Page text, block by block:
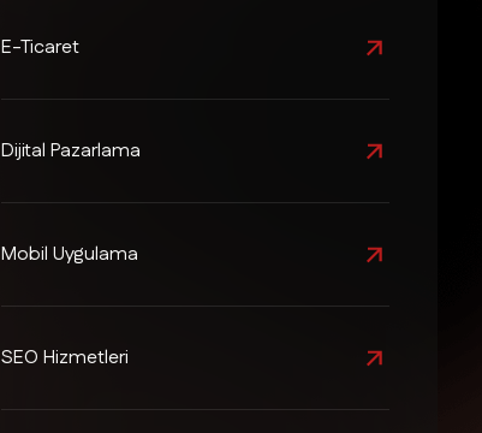
E-Ticaret
Dijital Pazarlama
Mobil Uygulama
SEO Hizmetleri